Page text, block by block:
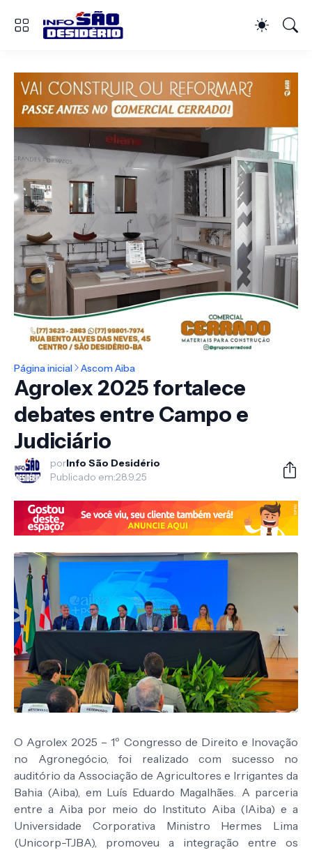
Página inicial Ascom Aiba
Agrolex 2025 fortalece
debates entre Campo e
Judiciário
porInfo São Desidério
Publicado em:28.9.25
O Agrolex 2025 – 1º Congresso de Direito e Inovação
no Agronegócio, foi realizado com sucesso no
auditório da Associação de Agricultores e Irrigantes da
Bahia (Aiba), em Luís Eduardo Magalhães. A parceria
entre a Aiba por meio do Instituto Aiba (IAiba) e a
Universidade Corporativa Ministro Hermes Lima
(Unicorp-TJBA), promoveu a integração entre os